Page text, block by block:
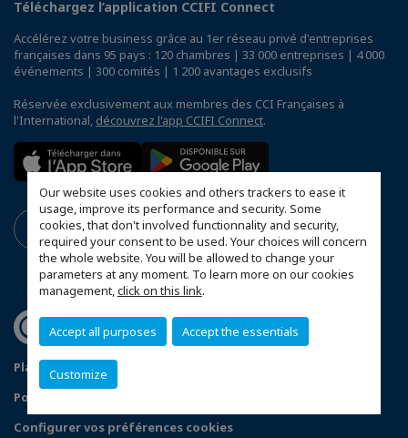
Our website uses cookies and others trackers to ease it
usage, improve its performance and security. Some
cookies, that don't involved functionnality and security,
required your consent to be used. Your choices will concern
the whole website. You will be allowed to change your
parameters at any moment. To learn more on our cookies
management,click on this link.
Accept all purposes Accept the essentials
Customize
Téléchargez l’application CCIFI Connect
Accélérez votre business grâce au 1er réseau privé d'entreprises
françaises dans 95 pays : 120 chambres | 33 000 entreprises | 4 000
événements | 300 comités | 1 200 avantages exclusifs
Réservée exclusivement aux membres des CCI Françaises à
l'International, découvrez l'app CCIFI Connect.
Plan du site
Mentions légales
Politique de confidentialité
Configurer vos préférences cookies